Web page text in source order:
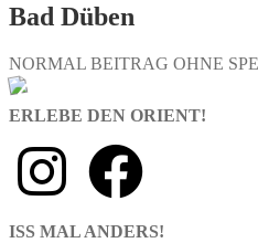
Bad Düben
NORMAL BEITRAG OHNE
ERLEBE DEN ORIENT!
ISS MAL ANDERS!